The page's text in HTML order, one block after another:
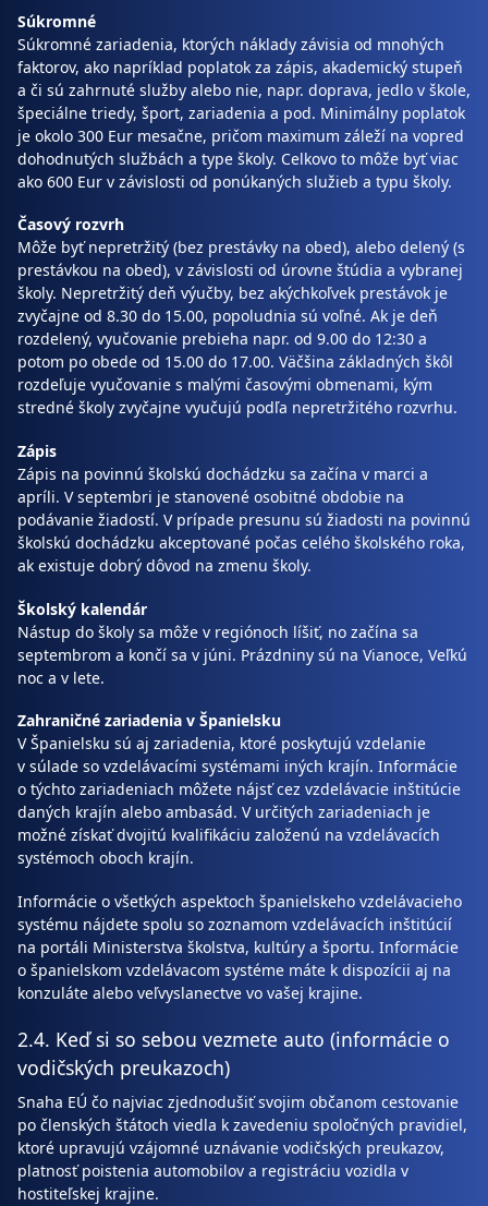
Súkromné
Súkromné zariadenia, ktorých náklady závisia od mnohých
faktorov, ako napríklad poplatok za zápis, akademický stupeň
a či sú zahrnuté služby alebo nie, napr. doprava, jedlo v škole,
špeciálne triedy, šport, zariadenia a pod. Minimálny poplatok
je okolo 300 Eur mesačne, pričom maximum záleží na vopred
dohodnutých službách a type školy. Celkovo to môže byť viac
ako 600 Eur v závislosti od ponúkaných služieb a typu školy.
Časový rozvrh
Môže byť nepretržitý (bez prestávky na obed), alebo delený (s
prestávkou na obed), v závislosti od úrovne štúdia a vybranej
školy. Nepretržitý deň výučby, bez akýchkoľvek prestávok je
zvyčajne od 8.30 do 15.00, popoludnia sú voľné. Ak je deň
rozdelený, vyučovanie prebieha napr. od 9.00 do 12:30 a
potom po obede od 15.00 do 17.00. Väčšina základných škôl
rozdeľuje vyučovanie s malými časovými obmenami, kým
stredné školy zvyčajne vyučujú podľa nepretržitého rozvrhu.
Zápis
Zápis na povinnú školskú dochádzku sa začína v marci a
apríli. V septembri je stanovené osobitné obdobie na
podávanie žiadostí. V prípade presunu sú žiadosti na povinnú
školskú dochádzku akceptované počas celého školského roka,
ak existuje dobrý dôvod na zmenu školy.
Školský kalendár
Nástup do školy sa môže v regiónoch líšiť, no začína sa
septembrom a končí sa v júni. Prázdniny sú na Vianoce, Veľkú
noc a v lete.
Zahraničné zariadenia v Španielsku
V Španielsku sú aj zariadenia, ktoré poskytujú vzdelanie
v súlade so vzdelávacími systémami iných krajín. Informácie
o týchto zariadeniach môžete nájsť cez vzdelávacie inštitúcie
daných krajín alebo ambasád. V určitých zariadeniach je
možné získať dvojitú kvalifikáciu založenú na vzdelávacích
systémoch oboch krajín.
Informácie o všetkých aspektoch španielskeho vzdelávacieho
systému nájdete spolu so zoznamom vzdelávacích inštitúcií
na portáli Ministerstva školstva, kultúry a športu. Informácie
o španielskom vzdelávacom systéme máte k dispozícii aj na
konzuláte alebo veľvyslanectve vo vašej krajine.
2.4. Keď si so sebou vezmete auto (informácie o
vodičských preukazoch)
Snaha EÚ čo najviac zjednodušiť svojim občanom cestovanie
po členských štátoch viedla k zavedeniu spoločných pravidiel,
ktoré upravujú vzájomné uznávanie vodičských preukazov,
platnosť poistenia automobilov a registráciu vozidla v
hostiteľskej krajine.